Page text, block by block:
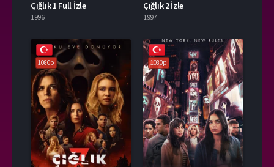
Çığlık 1 Full İzle
1996
Çığlık 2 İzle
1997
1080p 1080p